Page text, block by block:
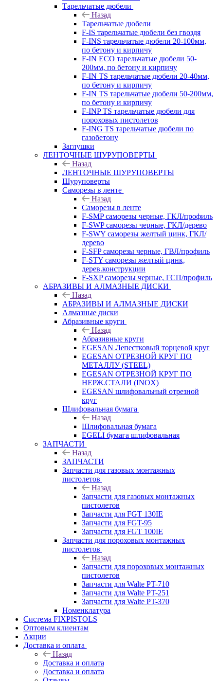
Тарельчатые дюбели
Назад
Тарельчатые дюбели
F-IS тарельчатые дюбели без гвоздя
F-INS тарельчатые дюбели 20-100мм,
по бетону и кирпичу
F-IN ECO тарельчатые дюбели 50-
200мм, по бетону и кирпичу
F-IN TS тарельчатые дюбели 20-40мм,
по бетону и кирпичу
F-IN TS тарельчатые дюбели 50-200мм,
по бетону и кирпичу
F-INP TS тарельчатые дюбели для
пороховых пистолетов
F-ING TS тарельчатые дюбели по
газобетону
Заглушки
ЛЕНТОЧНЫЕ ШУРУПОВЕРТЫ
Назад
ЛЕНТОЧНЫЕ ШУРУПОВЕРТЫ
Шуруповерты
Саморезы в ленте
Назад
Саморезы в ленте
F-SMP саморезы черные, ГКЛ/профиль
F-SWP саморезы черные, ГКЛ/дерево
F-SWY саморезы желтый цинк, ГКЛ/
дерево
F-SFP саморезы черные, ГВЛ/профиль
F-STY саморезы желтый цинк,
дерев.конструкции
F-SXP саморезы черные, ГСП/профиль
АБРАЗИВЫ И АЛМАЗНЫЕ ДИСКИ
Назад
АБРАЗИВЫ И АЛМАЗНЫЕ ДИСКИ
Алмазные диски
Абразивные круги
Назад
Абразивные круги
EGESAN Лепестковый торцевой круг
EGESAN ОТРЕЗНОЙ КРУГ ПО
МЕТАЛЛУ (STEEL)
EGESAN ОТРЕЗНОЙ КРУГ ПО
НЕРЖ.СТАЛИ (INOX)
EGESAN шлифовальный отрезной
круг
Шлифовальная бумага
Назад
Шлифовальная бумага
EGELI бумага шлифовальная
ЗАПЧАСТИ
Назад
ЗАПЧАСТИ
Запчасти для газовых монтажных
пистолетов
Назад
Запчасти для газовых монтажных
пистолетов
Запчасти для FGT 130IE
Запчасти для FGT-95
Запчасти для FGT 100IE
Запчасти для пороховых монтажных
пистолетов
Назад
Запчасти для пороховых монтажных
пистолетов
Запчасти для Walte PT-710
Запчасти для Walte PT-251
Запчасти для Walte PT-370
Номенклатура
Система FIXPISTOLS
Оптовым клиентам
Акции
Доставка и оплата
Назад
Доставка и оплата
Доставка и оплата